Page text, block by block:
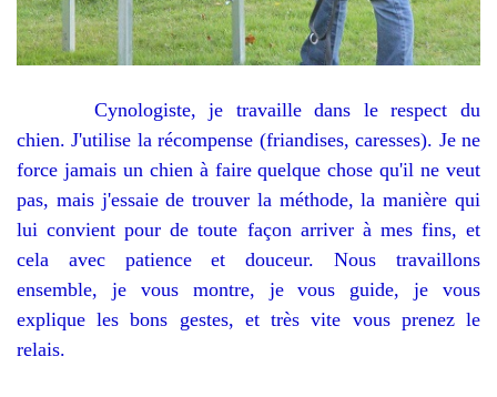
Cynologiste, je travaille dans le respect du
chien. J'utilise la récompense (friandises, caresses). Je ne
force jamais un chien à faire quelque chose qu'il ne veut
pas, mais j'essaie de trouver la méthode, la manière qui
lui convient pour de toute façon arriver à mes fins, et
cela avec patience et douceur. Nous travaillons
ensemble, je vous montre, je vous guide, je vous
explique les bons gestes, et très vite vous prenez le
relais.